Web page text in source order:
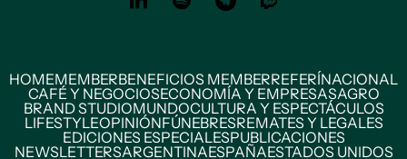
HOMEMEMBERBENEFICIOS MEMBERREFERÍNACIONAL
CAFÉ Y NEGOCIOSECONOMÍA Y EMPRESASAGRO
BRAND STUDIOMUNDOCULTURA Y ESPECTÁCULOS
LIFESTYLEOPINIÓNFÚNEBRESREMATES Y LEGALES
EDICIONES ESPECIALESPUBLICACIONES
NEWSLETTERSARGENTINAESPAÑAESTADOS UNIDOS